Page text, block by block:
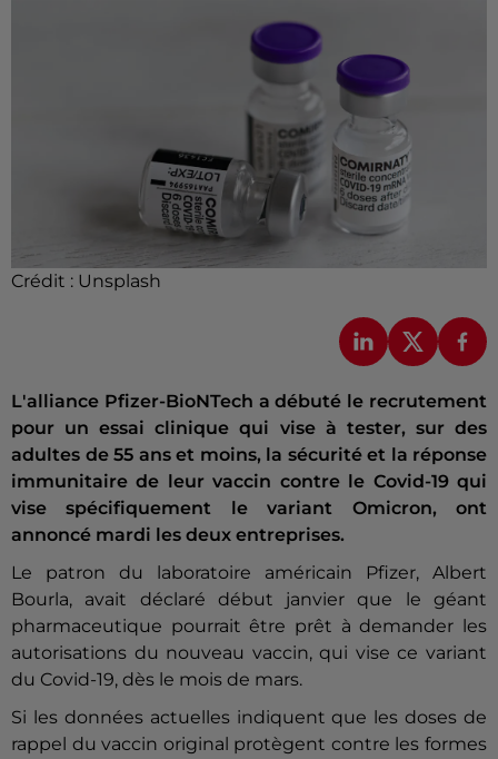
Crédit : Unsplash
L'alliance Pfizer-BioNTech a débuté le recrutement
pour un essai clinique qui vise à tester, sur des
adultes de 55 ans et moins, la sécurité et la réponse
immunitaire de leur vaccin contre le Covid-19 qui
vise spécifiquement le variant Omicron, ont
annoncé mardi les deux entreprises.
Le patron du laboratoire américain Pfizer, Albert
Bourla, avait déclaré début janvier que le géant
pharmaceutique pourrait être prêt à demander les
autorisations du nouveau vaccin, qui vise ce variant
du Covid-19, dès le mois de mars.
Si les données actuelles indiquent que les doses de
rappel du vaccin original protègent contre les formes